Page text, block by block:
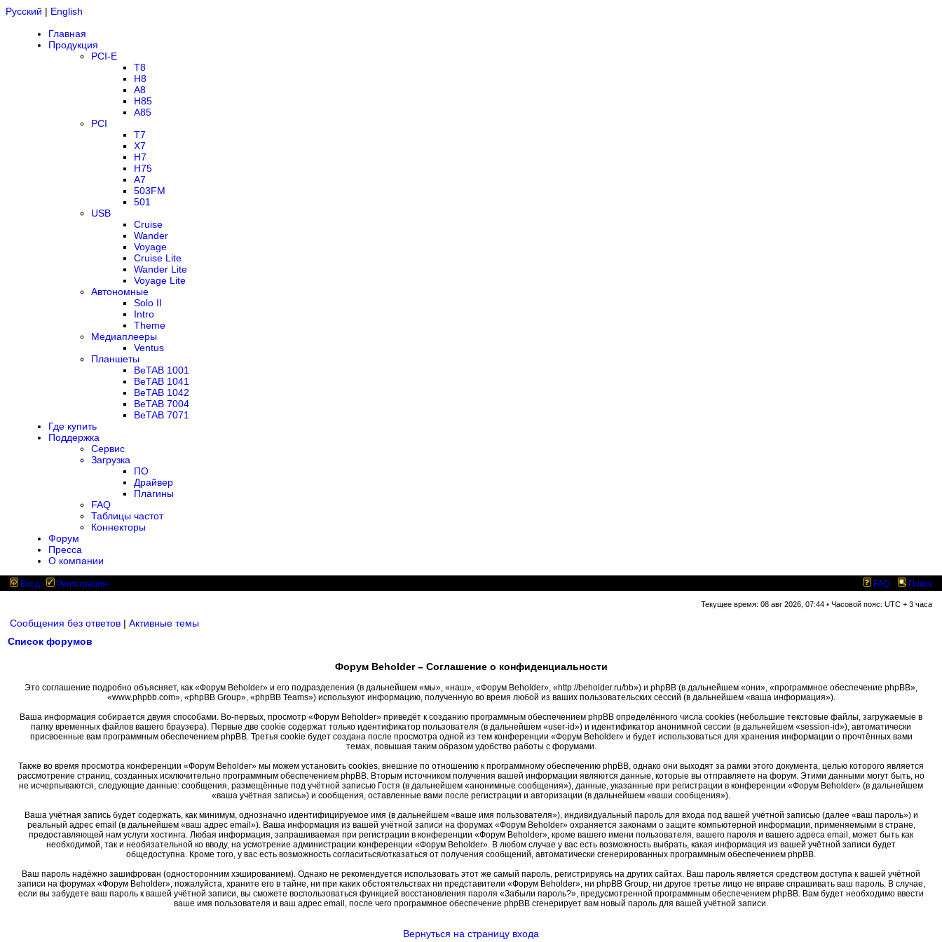
Русский | English
Главная
Продукция
PCI-E
T8
H8
A8
H85
A85
PCI
T7
X7
H7
H75
A7
503FM
501
USB
Cruise
Wander
Voyage
Cruise Lite
Wander Lite
Voyage Lite
Автономные
Solo II
Intro
Theme
Медиаплееры
Ventus
Планшеты
BeTAB 1001
BeTAB 1041
BeTAB 1042
BeTAB 7004
BeTAB 7071
Где купить
Поддержка
Сервис
Загрузка
ПО
Драйвер
Плагины
FAQ
Таблицы частот
Коннекторы
Форум
Пресса
О компании
Вход Регистрация FAQ Поиск
Текущее время: 08 авг 2026, 07:44 • Часовой пояс: UTC + 3 часа
Сообщения без ответов | Активные темы
Список форумов
Форум Beholder – Соглашение о конфиденциальности
Это соглашение подробно объясняет, как «Форум Beholder» и его подразделения (в дальнейшем «мы», «наш», «Форум Beholder», «http://beholder.ru/bb») и phpBB (в дальнейшем «они», «программное обеспечение phpBB»,
«www.phpbb.com», «phpBB Group», «phpBB Teams») используют информацию, полученную во время любой из ваших пользовательских сессий (в дальнейшем «ваша информация»).
Ваша информация собирается двумя способами. Во-первых, просмотр «Форум Beholder» приведёт к созданию программным обеспечением phpBB определённого числа cookies (небольшие текстовые файлы, загружаемые в
папку временных файлов вашего браузера). Первые две cookie содержат только идентификатор пользователя (в дальнейшем «user-id») и идентификатор анонимной сессии (в дальнейшем «session-id»), автоматически
присвоенные вам программным обеспечением phpBB. Третья cookie будет создана после просмотра одной из тем конференции «Форум Beholder» и будет использоваться для хранения информации о прочтённых вами
темах, повышая таким образом удобство работы с форумами.
Также во время просмотра конференции «Форум Beholder» мы можем установить cookies, внешние по отношению к программному обеспечению phpBB, однако они выходят за рамки этого документа, целью которого является
рассмотрение страниц, созданных исключительно программным обеспечением phpBB. Вторым источником получения вашей информации являются данные, которые вы отправляете на форум. Этими данными могут быть, но
не исчерпываются, следующие данные: сообщения, размещённые под учётной записью Гостя (в дальнейшем «анонимные сообщения»), данные, указанные при регистрации в конференции «Форум Beholder» (в дальнейшем
«ваша учётная запись») и сообщения, оставленные вами после регистрации и авторизации (в дальнейшем «ваши сообщения»).
Ваша учётная запись будет содержать, как минимум, однозначно идентифицируемое имя (в дальнейшем «ваше имя пользователя»), индивидуальный пароль для входа под вашей учётной записью (далее «ваш пароль») и
реальный адрес email (в дальнейшем «ваш адрес email»). Ваша информация из вашей учётной записи на форумах «Форум Beholder» охраняется законами о защите компьютерной информации, применяемыми в стране,
предоставляющей нам услуги хостинга. Любая информация, запрашиваемая при регистрации в конференции «Форум Beholder», кроме вашего имени пользователя, вашего пароля и вашего адреса email, может быть как
необходимой, так и необязательной ко вводу, на усмотрение администрации конференции «Форум Beholder». В любом случае у вас есть возможность выбрать, какая информация из вашей учётной записи будет
общедоступна. Кроме того, у вас есть возможность согласиться/отказаться от получения сообщений, автоматически сгенерированных программным обеспечением phpBB.
Ваш пароль надёжно зашифрован (односторонним хэшированием). Однако не рекомендуется использовать этот же самый пароль, регистрируясь на других сайтах. Ваш пароль является средством доступа к вашей учётной
записи на форумах «Форум Beholder», пожалуйста, храните его в тайне, ни при каких обстоятельствах ни представители «Форум Beholder», ни phpBB Group, ни другое третье лицо не вправе спрашивать ваш пароль. В случае,
если вы забудете ваш пароль к вашей учётной записи, вы сможете воспользоваться функцией восстановления пароля «Забыли пароль?», предусмотренной программным обеспечением phpBB. Вам будет необходимо ввести
ваше имя пользователя и ваш адрес email, после чего программное обеспечение phpBB сгенерирует вам новый пароль для вашей учётной записи.
Вернуться на страницу входа